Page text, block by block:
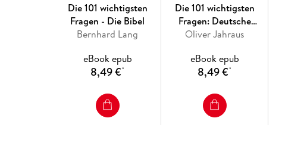
Die 101 wichtigsten
Fragen - Die Bibel
Bernhard Lang
eBook epub
8,49 €*
Die 101 wichtigsten
Fragen: Deutsche
Literatur
Oliver Jahraus
eBook epub
8,49 €*